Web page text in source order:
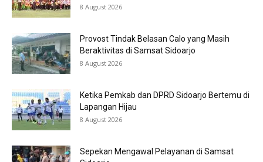
8 August 2026
Provost Tindak Belasan Calo yang Masih
Beraktivitas di Samsat Sidoarjo
8 August 2026
Ketika Pemkab dan DPRD Sidoarjo Bertemu di
Lapangan Hijau
8 August 2026
Sepekan Mengawal Pelayanan di Samsat